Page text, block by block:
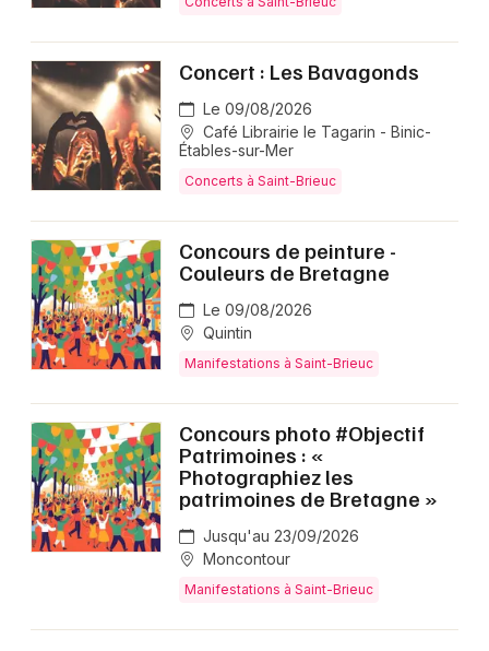
Concert : Les Bavagonds
Le 09/08/2026
Café Librairie le Tagarin - Binic-
Étables-sur-Mer
Concerts à Saint-Brieuc
Concours de peinture -
Couleurs de Bretagne
Le 09/08/2026
Quintin
Manifestations à Saint-Brieuc
Concours photo #Objectif
Patrimoines : «
Photographiez les
patrimoines de Bretagne »
Jusqu'au 23/09/2026
Moncontour
Manifestations à Saint-Brieuc